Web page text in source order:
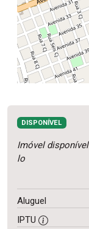
DISPONÍVEL
Imóvel
lo
Aluguel
IPTU